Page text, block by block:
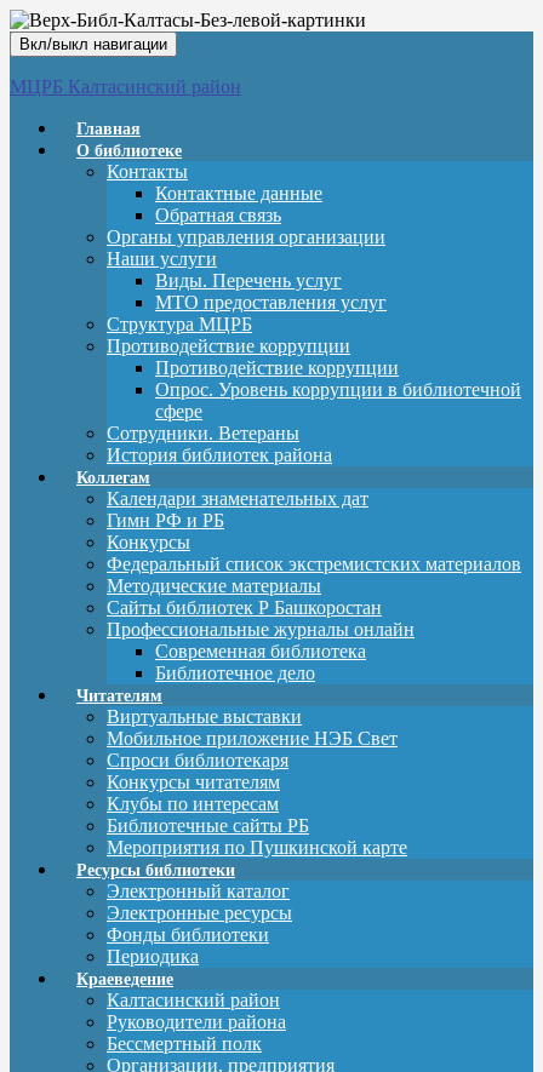
Вкл/выкл навигации
МЦРБ Калтасинский район
Главная
О библиотеке
Контакты
Контактные данные
Обратная связь
Органы управления организации
Наши услуги
Виды. Перечень услуг
МТО предоставления услуг
Структура МЦРБ
Противодействие коррупции
Противодействие коррупции
Опрос. Уровень коррупции в библиотечной
сфере
Сотрудники. Ветераны
История библиотек района
Коллегам
Календари знаменательных дат
Гимн РФ и РБ
Конкурсы
Федеральный список экстремистских материалов
Методические материалы
Сайты библиотек Р Башкоростан
Профессиональные журналы онлайн
Современная библиотека
Библиотечное дело
Читателям
Виртуальные выставки
Мобильное приложение НЭБ Свет
Спроси библиотекаря
Конкурсы читателям
Клубы по интересам
Библиотечные сайты РБ
Мероприятия по Пушкинской карте
Ресурсы библиотеки
Электронный каталог
Электронные ресурсы
Фонды библиотеки
Периодика
Краеведение
Калтасинский район
Руководители района
Бессмертный полк
Организации, предприятия